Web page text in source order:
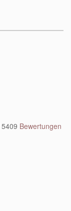
5409 Bewertungen